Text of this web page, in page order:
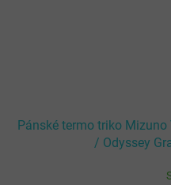
Pánské termo triko
/ Odyssey